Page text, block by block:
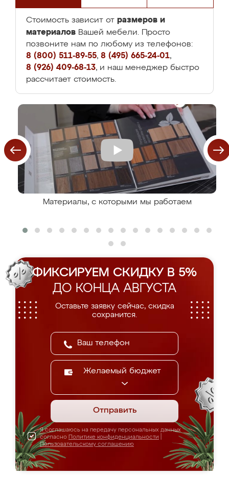
Стоимость зависит от размеров и
материалов Вашей мебели. Просто
позвоните нам по любому из телефонов:
8 (800) 511-89-55, 8 (495) 665-24-01,
8 (926) 409-68-13, и наш менеджер быстро
рассчитает стоимость.
Материалы, с которыми мы работаем
ФИКСИРУЕМ СКИДКУ В 5%
ДО КОНЦА АВГУСТА
Оставьте заявку сейчас, скидка
сохранится.
Желаемый бюджет
Отправить
Я соглашаюсь на передачу персональных данных
согласно Политике конфиденциальности
Пользовательскому соглашению